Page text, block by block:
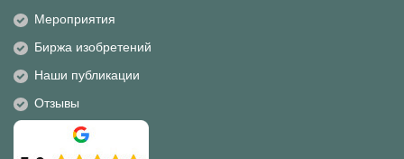
Мероприятия
Биржа изобретений
Наши публикации
Отзывы